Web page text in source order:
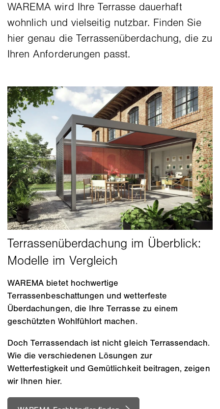
WAREMA wird Ihre Terrasse dauerhaft
wohnlich und vielseitig nutzbar. Finden Sie
hier genau die Terrassenüberdachung, die zu
Ihren Anforderungen passt.
WAREMA bietet hochwertige
Terrassenbeschattungen und wetterfeste
Überdachungen, die Ihre Terrasse zu einem
geschützten Wohlfühlort machen.
Doch Terrassendach ist nicht gleich Terrassendach.
Wie die verschiedenen Lösungen zur
Wetterfestigkeit und Gemütlichkeit beitragen, zeigen
wir Ihnen hier.